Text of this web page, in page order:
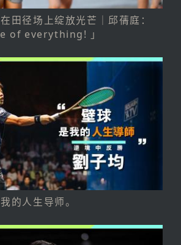
田径场上绽放光芒｜邱蒨庭：
of everything! 」
的人生导师。